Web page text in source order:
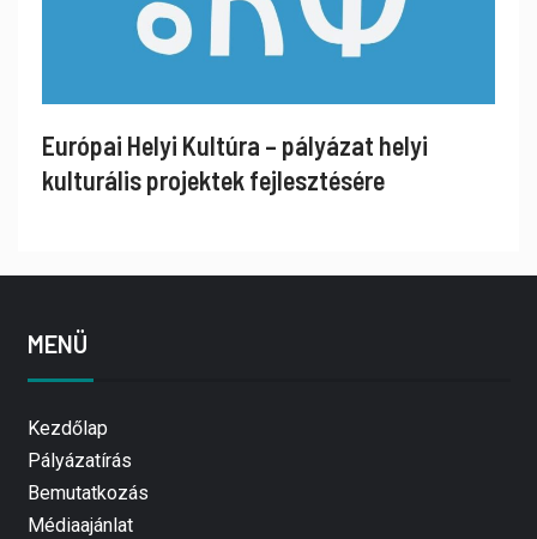
Európai Helyi Kultúra – pályázat helyi
kulturális projektek fejlesztésére
MENÜ
Kezdőlap
Pályázatírás
Bemutatkozás
Médiaajánlat